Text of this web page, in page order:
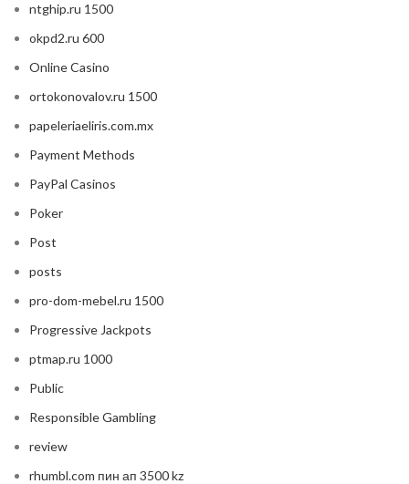
ntghip.ru 1500
okpd2.ru 600
Online Casino
ortokonovalov.ru 1500
papeleriaeliris.com.mx
Payment Methods
PayPal Casinos
Poker
Post
posts
pro-dom-mebel.ru 1500
Progressive Jackpots
ptmap.ru 1000
Public
Responsible Gambling
review
rhumbl.com пин ап 3500 kz